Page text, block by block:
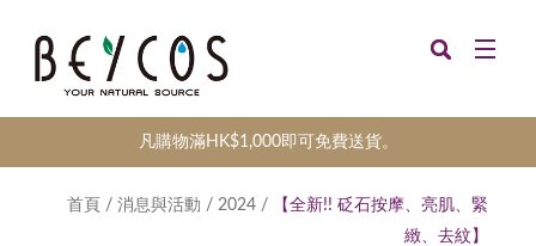
凡購物滿HK$1,000即可免費送貨。
首頁 / 消息與活動 / 2024 /
【全新!! 砭石按摩、亮肌、緊
緻、去紋】